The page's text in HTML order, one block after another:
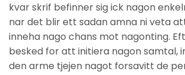
kvar skrif befinner sig ick nagon
nar det blir ett sadan amna ni veta
inneha nago chans mot nagonting.
besked for att initiera nagon samtal,
den arme tjejen nagot forsavitt de